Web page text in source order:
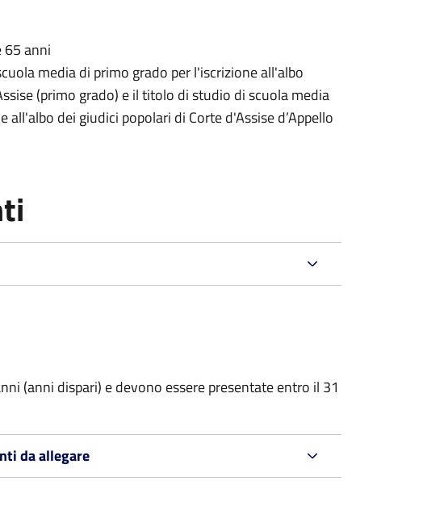
65 anni
media di primo grado per l'iscrizione all'albo
(primo grado) e il titolo di studio di scuola media
all'albo dei giudici popolari di Corte d'Assise d’Appello
(anni dispari) e devono essere presentate entro il 31
da allegare